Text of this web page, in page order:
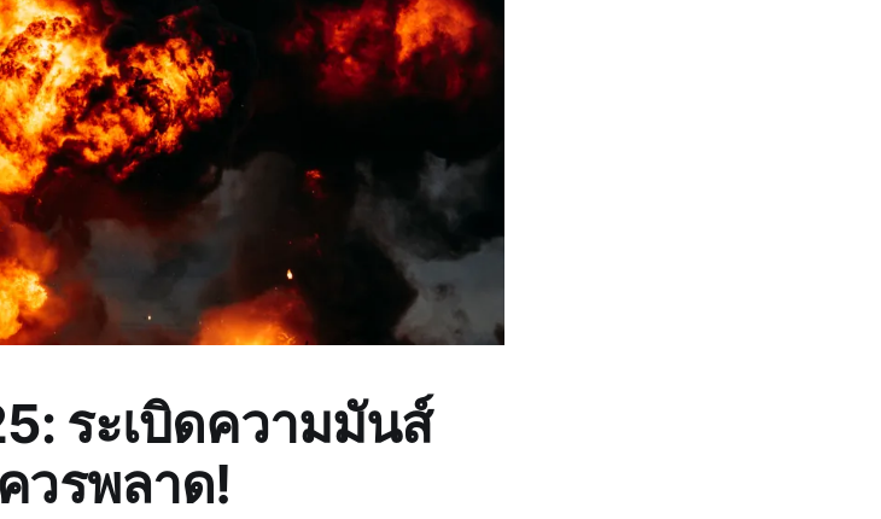
ระเบิดความมันส์
วรพลาด!